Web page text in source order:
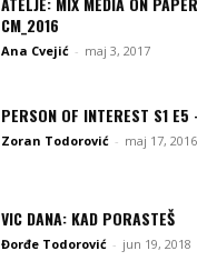
CM_2016
Ana Cvejić - maj 3, 2017
PERSON OF INTEREST S1 E5
Zoran Todorović - maj 17, 2016
VIC DANA: KAD PORASTEŠ
Đorđe Todorović - jun 19, 2018